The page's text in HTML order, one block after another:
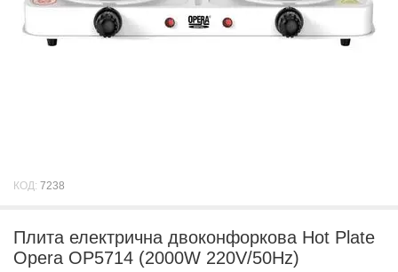
КОД: 7238
Плита електрична двоконфоркова Hot Plate
Opera OP5714 (2000W 220V/50Hz)